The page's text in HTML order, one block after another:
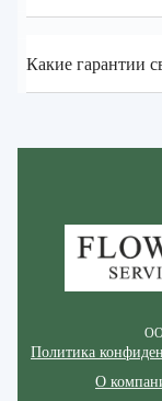
Какие гарантии
Политика
О